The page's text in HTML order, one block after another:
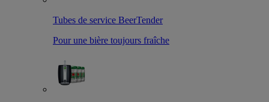
Tubes de service BeerTender
Pour une bière toujours fraîche